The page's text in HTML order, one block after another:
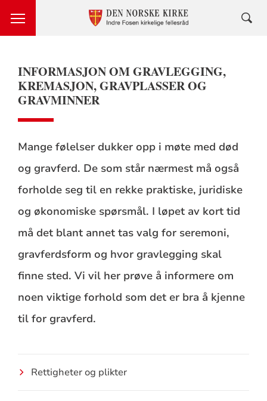
INFORMASJON OM GRAVLEGGING,
KREMASJON, GRAVPLASSER OG
GRAVMINNER
Mange følelser dukker opp i møte med død
og gravferd. De som står nærmest må også
forholde seg til en rekke praktiske, juridiske
og økonomiske spørsmål. I løpet av kort tid
må det blant annet tas valg for seremoni,
gravferdsform og hvor gravlegging skal
finne sted. Vi vil her prøve å informere om
noen viktige forhold som det er bra å kjenne
til for gravferd.
Rettigheter og plikter